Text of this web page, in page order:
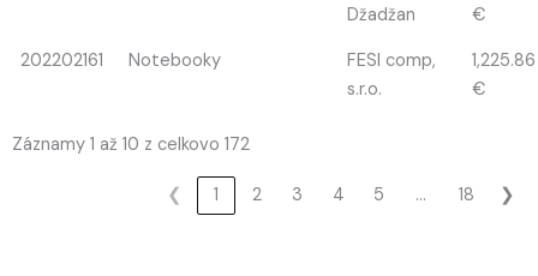
Džadžan
€
202202161
Notebooky
FESI comp,
s.r.o.
1,225.86
€
Záznamy 1 až 10 z celkovo 172
❮ 1 2 3 4 5 … 18 ❯